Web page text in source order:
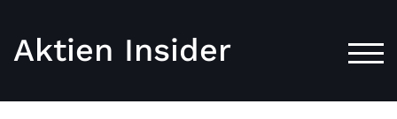
Aktien Insider